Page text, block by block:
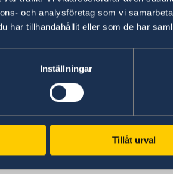
och analysföretag som vi
har tillhandahållit eller som de har
Inställningar
Tillåt urval
fungerar i de flesta delar av
Ukrzaliznytsia (uz.gov.ua)
.
Det är möjligt att lämna
det har uppstått köer både
möjligheten att lämna
försämring av
Om du planerar utresa via
hos svenska ambassaden i